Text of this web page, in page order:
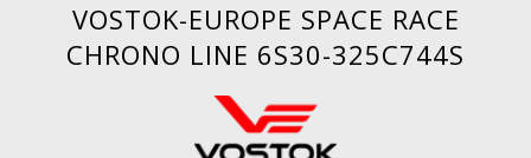
VOSTOK-EUROPE SPACE RACE
CHRONO LINE 6S30-325C744S